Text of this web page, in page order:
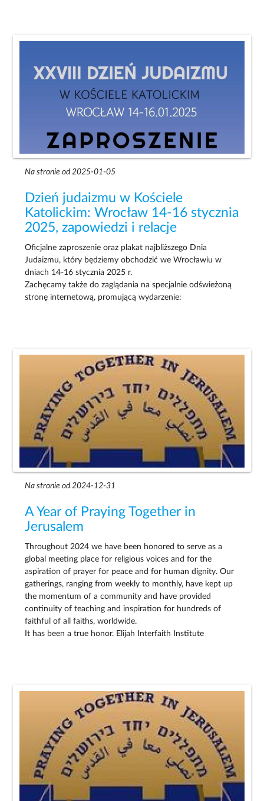
Na stronie od 2025-01-05
Dzień judaizmu w Kościele
Katolickim: Wrocław 14-16 stycznia
2025, zapowiedzi i relacje
Oficjalne zaproszenie oraz plakat najbliższego Dnia
Judaizmu, który będziemy obchodzić we Wrocławiu w
dniach 14-16 stycznia 2025 r.
Zachęcamy także do zaglądania na specjalnie odświeżoną
stronę internetową, promującą wydarzenie:
Na stronie od 2024-12-31
A Year of Praying Together in
Jerusalem
Throughout 2024 we have been honored to serve as a
global meeting place for religious voices and for the
aspiration of prayer for peace and for human dignity. Our
gatherings, ranging from weekly to monthly, have kept up
the momentum of a community and have provided
continuity of teaching and inspiration for hundreds of
faithful of all faiths, worldwide.
It has been a true honor. Elijah Interfaith Institute